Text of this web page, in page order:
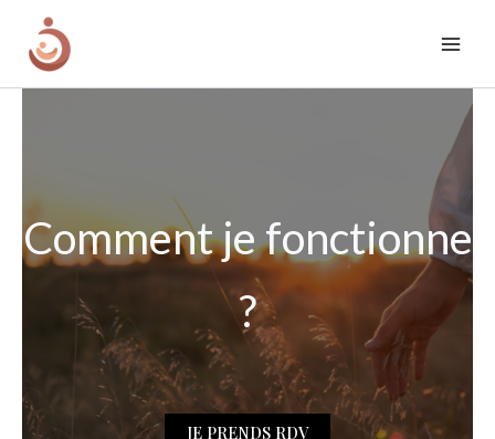
contenu
Comment je fonctionne
?
JE PRENDS RDV